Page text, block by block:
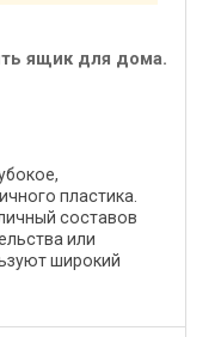
ящик для дома.
пластика.
составов
или
широкий
...